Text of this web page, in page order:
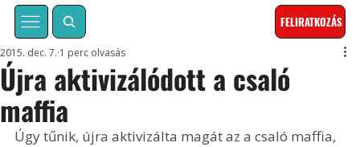
FELIRATKOZÁS
Újra aktivizálódott a csaló
maffia
2015. dec. 7. 1 perc olvasás
Úgy tűnik, újra aktivizálta magát az a csaló maffia,